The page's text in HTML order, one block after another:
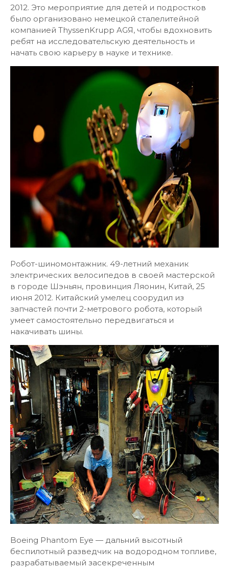
2012. Это мероприятие для детей и подростков
было организовано немецкой сталелитейной
компанией ThyssenKrupp AGЯ, чтобы вдохновить
ребят на исследовательскую деятельность и
начать свою карьеру в науке и технике.
Робот-шиномонтажник. 49-летний механик
электрических велосипедов в своей мастерской
в городе Шэньян, провинция Ляонин, Китай, 25
июня 2012. Китайский умелец соорудил из
запчастей почти 2-метрового робота, который
умеет самостоятельно передвигаться и
накачивать шины.
Boeing Phantom Eye — дальний высотный
беспилотный разведчик на водородном топливе,
разрабатываемый засекреченным